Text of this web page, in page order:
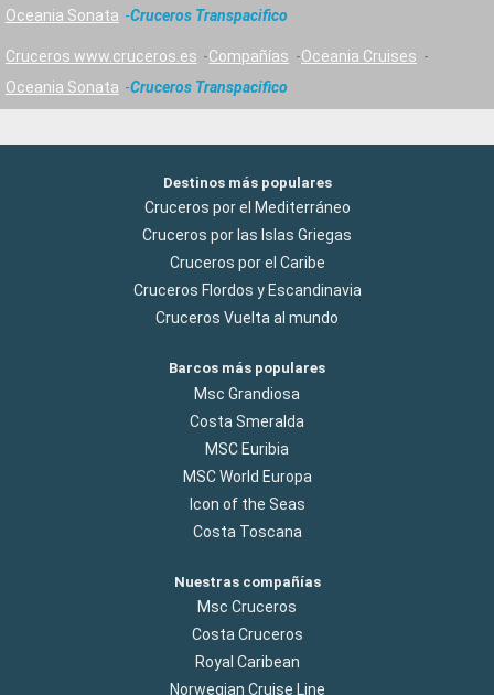
Oceania Sonata
Cruceros Transpacifico
Cruceros www.cruceros.es Compañías
Oceania Cruises
Oceania Sonata
Cruceros Transpacifico
Destinos más populares
Cruceros por el Mediterráneo
Cruceros por las Islas Griegas
Cruceros por el Caribe
Cruceros Flordos y Escandinavia
Cruceros Vuelta al mundo
Barcos más populares
Msc Grandiosa
Costa Smeralda
MSC Euribia
MSC World Europa
Icon of the Seas
Costa Toscana
Nuestras compañías
Msc Cruceros
Costa Cruceros
Royal Caribean
Norwegian Cruise Line